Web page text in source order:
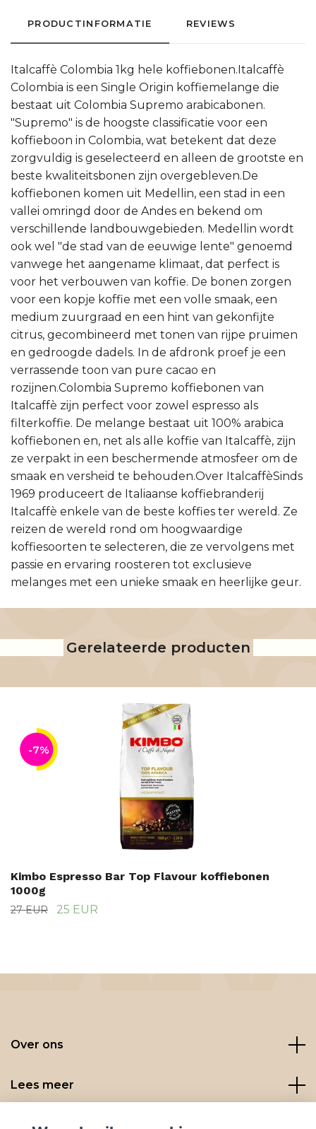
PRODUCTINFORMATIE REVIEWS
Italcaffè Colombia 1kg hele koffiebonen.Italcaffè
Colombia is een Single Origin koffiemelange die
bestaat uit Colombia Supremo arabicabonen.
"Supremo" is de hoogste classificatie voor een
koffieboon in Colombia, wat betekent dat deze
zorgvuldig is geselecteerd en alleen de grootste en
beste kwaliteitsbonen zijn overgebleven.De
koffiebonen komen uit Medellin, een stad in een
vallei omringd door de Andes en bekend om
verschillende landbouwgebieden. Medellin wordt
ook wel "de stad van de eeuwige lente" genoemd
vanwege het aangename klimaat, dat perfect is
voor het verbouwen van koffie. De bonen zorgen
voor een kopje koffie met een volle smaak, een
medium zuurgraad en een hint van gekonfijte
citrus, gecombineerd met tonen van rijpe pruimen
en gedroogde dadels. In de afdronk proef je een
verrassende toon van pure cacao en
rozijnen.Colombia Supremo koffiebonen van
Italcaffè zijn perfect voor zowel espresso als
filterkoffie. De melange bestaat uit 100% arabica
koffiebonen en, net als alle koffie van Italcaffè, zijn
ze verpakt in een beschermende atmosfeer om de
smaak en versheid te behouden.Over ItalcaffèSinds
1969 produceert de Italiaanse koffiebranderij
Italcaffè enkele van de beste koffies ter wereld. Ze
reizen de wereld rond om hoogwaardige
koffiesoorten te selecteren, die ze vervolgens met
passie en ervaring roosteren tot exclusieve
melanges met een unieke smaak en heerlijke geur.
Gerelateerde producten
-7%
Kimbo Espresso Bar Top Flavour koffiebonen
1000g
27 EUR 25 EUR
Over ons
Lees meer
Social media